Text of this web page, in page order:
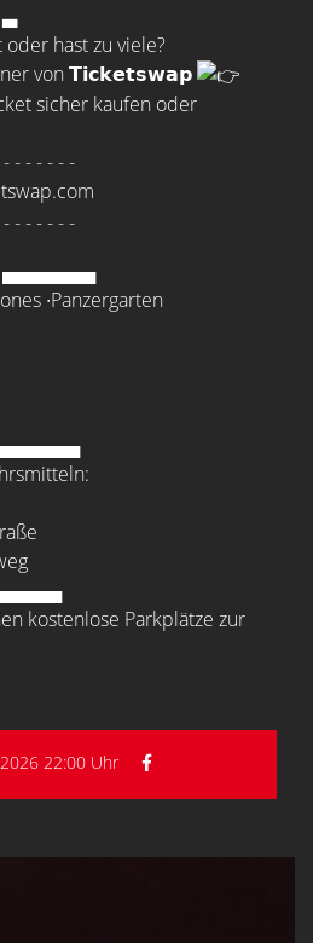
▃
hast zu viele?
von 𝗧𝗶𝗰𝗸𝗲𝘁𝘀𝘄𝗮𝗽
sicher kaufen oder
- - - - - -
- - - - - -
▄▄▄▄▄▄▄
∙Panzergarten
kostenlose Parkplätze zur
22:00 Uhr